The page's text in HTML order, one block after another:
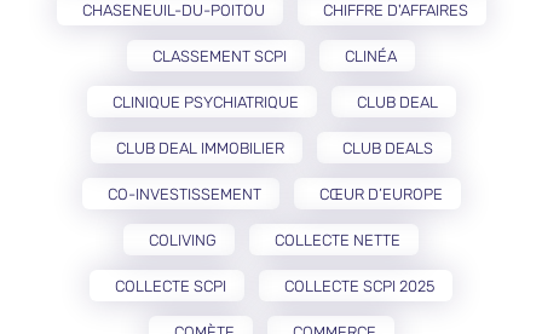
CHASENEUIL-DU-POITOU CHIFFRE D'AFFAIRES
CLASSEMENT SCPI CLINÉA
CLINIQUE PSYCHIATRIQUE CLUB DEAL
CLUB DEAL IMMOBILIER CLUB DEALS
CO-INVESTISSEMENT CŒUR D’EUROPE
COLIVING COLLECTE NETTE
COLLECTE SCPI COLLECTE SCPI 2025